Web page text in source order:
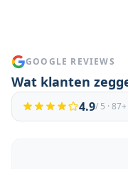
GOOGLE REVIEWS
Wat klanten
4.9/ 5 · 87